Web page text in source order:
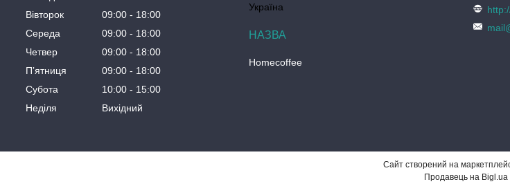
Вівторок
09:00
18:00
Середа
09:00
18:00
Четвер
09:00
18:00
Пʼятниця
09:00
18:00
Субота
10:00
15:00
Неділя
Вихідний
Україна
Homecoffee
Сайт створений на
Продавець на Bigl.ua